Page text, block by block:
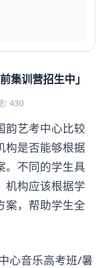
集训营招生中」
: 430
艺考中心比较
构是否能够根据
。不同的学生具
机构应该根据学
案，帮助学生全
音乐高考班/暑